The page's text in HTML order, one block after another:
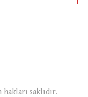
saklıdır.